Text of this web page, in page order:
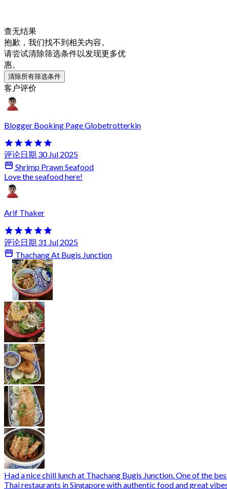
查无结果
抱歉，我们找不到相关内容。
请尝试清除筛选条件以发现更多优
惠。
清除所有筛选条件
客户评价
Blogger Booking Page Globetrotterkin
评论日期 30 Jul 2025
Shrimp Prawn Seafood
Love the seafood here!
Arif Thaker
评论日期 31 Jul 2025
Thachang At Bugis Junction
Had a nice chill lunch at Thachang Bugis Junction. One of the
Thai restaurants in Singapore with authentic food and great